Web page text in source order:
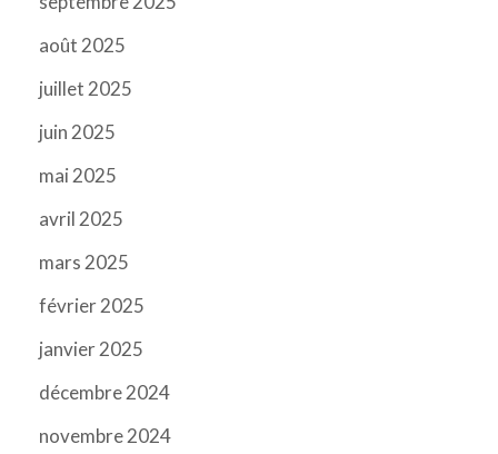
août 2025
juillet 2025
juin 2025
mai 2025
avril 2025
mars 2025
février 2025
janvier 2025
décembre 2024
novembre 2024